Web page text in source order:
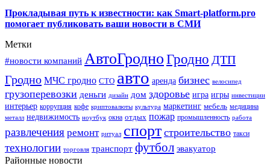
Прокладывая путь к известности: как Smart-platform.pro
помогает публиковать ваши новости в СМИ
Метки
#новости компаний АвтоГродноГродно ДТП
Гродно МЧС гродно СТО авто аренда бизнес велосипед
грузоперевозки деньги дизайн дом здоровье игра игры инвестиции
интерьер коррупция кофе криптовалюты культура маркетинг мебель медицина
металл недвижимость ноутбук окна отдых пожар промышленность работа
развлечения ремонт ритуал спорт строительство такси
технологии торговля транспорт футбол эвакуатор
Районные новости